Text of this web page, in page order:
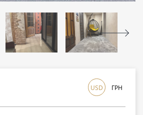
USD ГРН